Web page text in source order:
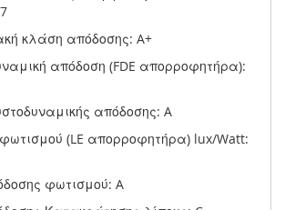
κλάση απόδοσης: A+
απόδοση (FDE απορροφητήρα):
απόδοσης: A
(LE απορροφητήρα) lux/Watt:
φωτισμού: A